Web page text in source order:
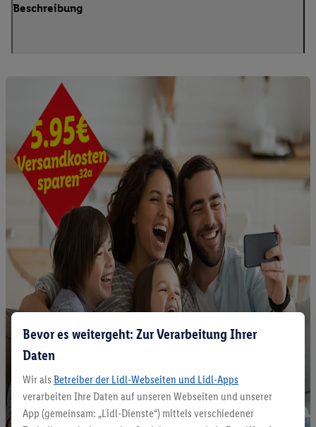
Beschreibung
Bevor es weitergeht: Zur Verarbeitung Ihrer
Daten
Wir als Betreiber der Lidl-Webseiten und Lidl-Apps
verarbeiten Ihre Daten auf unseren Webseiten und unserer
App (gemeinsam: „Lidl-Dienste“) mittels verschiedener